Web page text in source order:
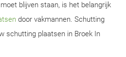
blijven staan, is het belangrijk
door vakmannen. Schutting
schutting plaatsen in Broek In